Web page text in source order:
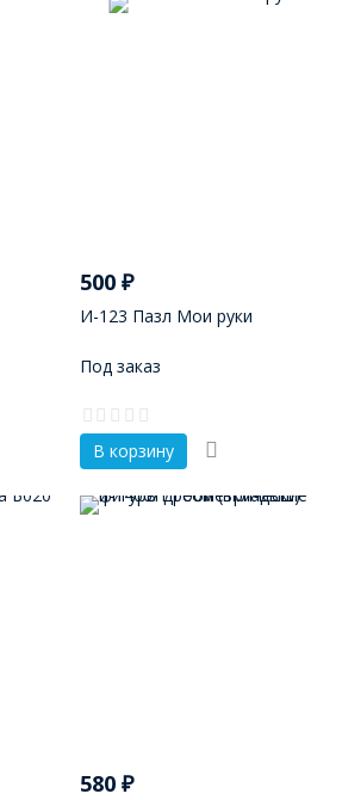
500₽
И-123 Пазл Мои руки
Под заказ
В корзину
580₽